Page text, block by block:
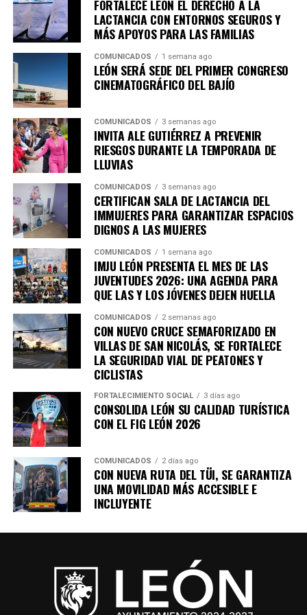
talento y que abre oportunidades para quienes
quieran salir adelante”, garantizó la secretaria.
A estas acciones se suma el trabajo del Consejo
Consultivo Indígena Municipal, que entre junio de 2024
y junio de 2026 realizó 17 sesiones ordinarias y 20 mesas
distintos pueblos indígenas para analizar sus
necesidades y construir propuestas en materia
económica, social y cultural.
El Gobierno Municipal refrenda su compromiso de
preservar las raíces, para que las tradiciones
encuentren nuevos mercados, los emprendimientos
fortalezcan la economía de las familias y la diversidad
cultural continúe siendo parte de la identidad y riqueza
de León.
actividades gratuitas y abiertas al público para
promover el desarrollo, la participación, el talento y la
convivencia de las juventudes leonesas.
La ciudadanía puede consultar la cartelera completa,
así como las fechas, horarios y sedes de las próximas
actividades, a través de las redes sociales oficiales del
IMJU León.
FORTALECE LEÓN EL DERECHO A LA
LACTANCIA CON ENTORNOS SEGUROS Y
MÁS APOYOS PARA LAS FAMILIAS
COMUNICADOS 1 semana ago
LEÓN SERÁ SEDE DEL PRIMER CONGRESO
CINEMATOGRÁFICO DEL BAJÍO
COMUNICADOS 3 semanas ago
INVITA ALE GUTIÉRREZ A PREVENIR
RIESGOS DURANTE LA TEMPORADA DE
LLUVIAS
COMUNICADOS 3 semanas ago
CERTIFICAN SALA DE LACTANCIA DEL
IMMUJERES PARA GARANTIZAR ESPACIOS
DIGNOS A LAS MUJERES
COMUNICADOS 1 semana ago
IMJU LEÓN PRESENTA EL MES DE LAS
JUVENTUDES 2026: UNA AGENDA PARA
QUE LAS Y LOS JÓVENES DEJEN HUELLA
COMUNICADOS 2 semanas ago
CON NUEVO CRUCE SEMAFORIZADO EN
VILLAS DE SAN NICOLÁS, SE FORTALECE
LA SEGURIDAD VIAL DE PEATONES Y
CICLISTAS
FORTALECIMIENTO SOCIAL 3 días ago
CONSOLIDA LEÓN SU CALIDAD TURÍSTICA
CON EL FIG LEÓN 2026
COMUNICADOS 2 días ago
CON NUEVA RUTA DEL TÜI, SE GARANTIZA
UNA MOVILIDAD MÁS ACCESIBLE E
INCLUYENTE